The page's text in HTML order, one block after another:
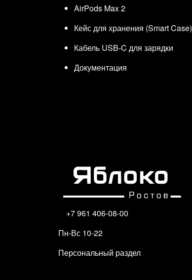
AirPods Max 2
Кейс для хранения (Smart Case)
Кабель USB-C для зарядки
Документация
+7 961 406-08-00
Пн-Вс 10-22
Персональный раздел